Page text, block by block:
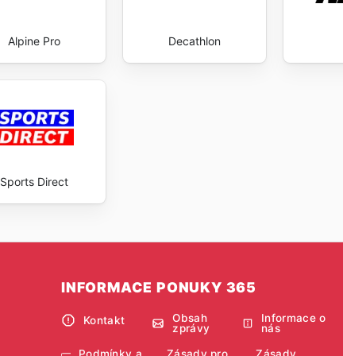
Alpine Pro Decathlon
Sports Direct
INFORMACE PONUKY 365
Kontakt
Obsah
zprávy
Informace o
nás